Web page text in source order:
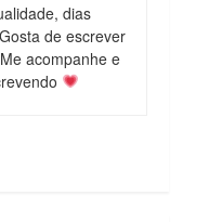
dias
de escrever
acompanhe e